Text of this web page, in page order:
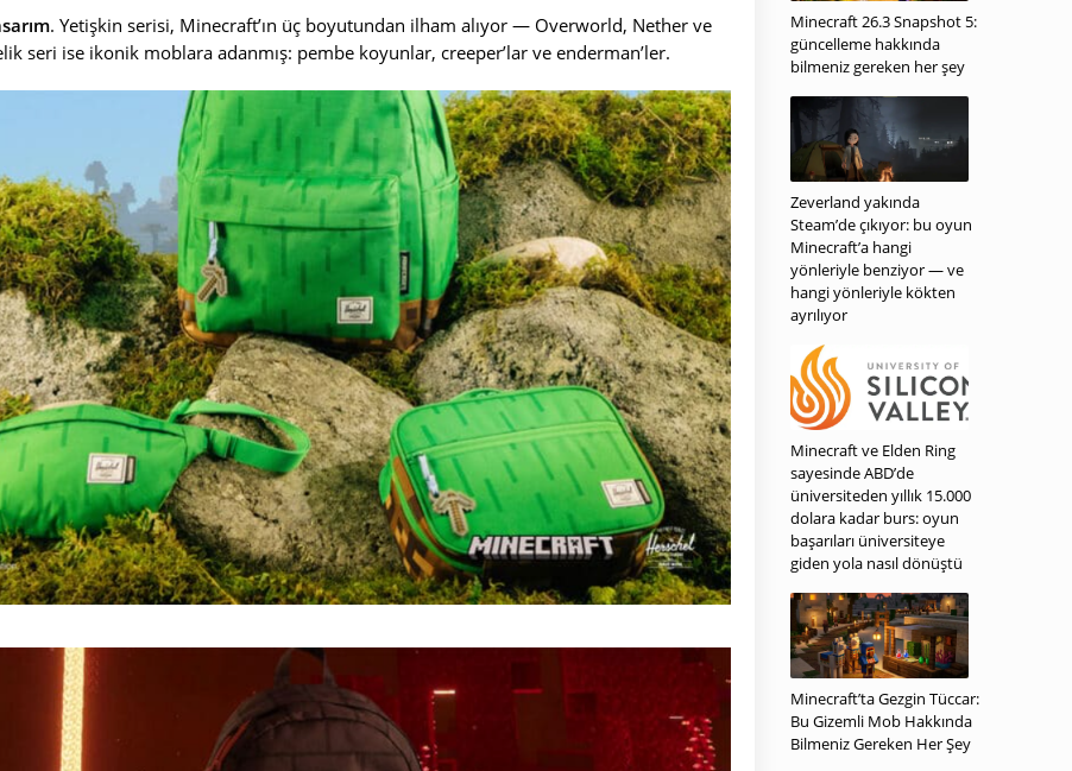
. Yetişkin serisi, Minecraft’ın üç boyutundan ilham alıyor — Overworld, Nether ve
seri ise ikonik moblara adanmış: pembe koyunlar, creeper’lar ve enderman’ler.
Minecraft 26.3 Snapshot 5:
güncelleme hakkında
bilmeniz gereken her şey
Zeverland yakında
Steam’de çıkıyor: bu oyun
Minecraft’a hangi
yönleriyle benziyor — ve
hangi yönleriyle kökten
ayrılıyor
Minecraft ve Elden Ring
sayesinde ABD’de
üniversiteden yıllık 15.000
dolara kadar burs: oyun
başarıları üniversiteye
giden yola nasıl dönüştü
Minecraft’ta Gezgin Tüccar:
Bu Gizemli Mob Hakkında
Bilmeniz Gereken Her Şey